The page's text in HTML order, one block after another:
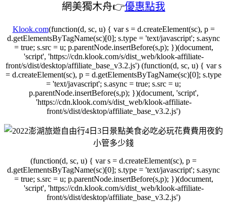
網美獨木舟👉優惠點我
Klook.com(function(d, sc, u) { var s = d.createElement(sc), p =
d.getElementsByTagName(sc)[0]; s.type = 'text/javascript'; s.async
= true; s.src = u; p.parentNode.insertBefore(s,p); })(document,
'script', 'https://cdn.klook.com/s/dist_web/klook-affiliate-
front/s/dist/desktop/affiliate_base_v3.2.js') (function(d, sc, u) { var s
= d.createElement(sc), p = d.getElementsByTagName(sc)[0]; s.type
= 'text/javascript'; s.async = true; s.src = u;
p.parentNode.insertBefore(s,p); })(document, 'script',
'https://cdn.klook.com/s/dist_web/klook-affiliate-
front/s/dist/desktop/affiliate_base_v3.2.js')
(function(d, sc, u) { var s = d.createElement(sc), p =
d.getElementsByTagName(sc)[0]; s.type = 'text/javascript'; s.async
= true; s.src = u; p.parentNode.insertBefore(s,p); })(document,
'script', 'https://cdn.klook.com/s/dist_web/klook-affiliate-
front/s/dist/desktop/affiliate_base_v3.2.js')